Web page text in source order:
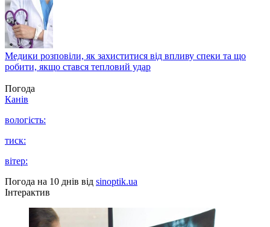
Медики розповіли, як захиститися від впливу спеки та що
робити, якщо стався тепловий удар
Погода
Канів
вологість:
тиск:
вітер:
Погода на 10 днів від sinoptik.ua
Інтерактив